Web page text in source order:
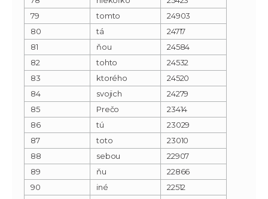
79
tomto
24903
80
tá
24717
81
ňou
24584
82
tohto
24532
83
ktorého
24520
84
svojich
24279
85
Prečo
23414
86
tú
23029
87
toto
23010
88
sebou
22907
89
ňu
22866
90
iné
22512